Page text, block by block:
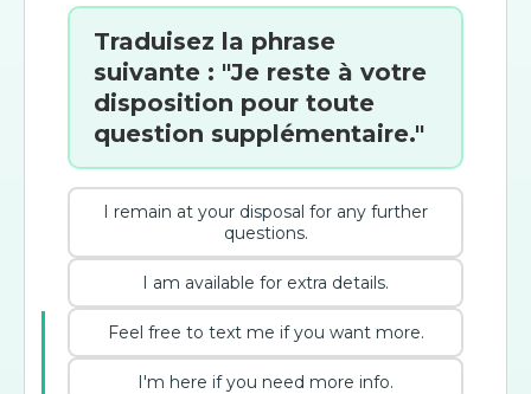
Traduisez la phrase
suivante : "Je reste à votre
disposition pour toute
question supplémentaire."
I remain at your disposal for any further
questions.
I am available for extra details.
Feel free to text me if you want more.
I'm here if you need more info.